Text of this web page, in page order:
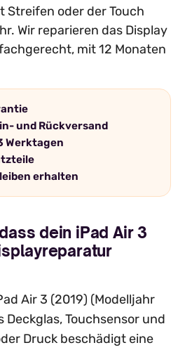
Streifen oder der Touch
Wir reparieren das Display
mit 12 Monaten
und Rückversand
Werktagen
erhalten
dein iPad Air 3
Air 3 (2019) (Modelljahr
Deckglas, Touchsensor und
Druck beschädigt eine